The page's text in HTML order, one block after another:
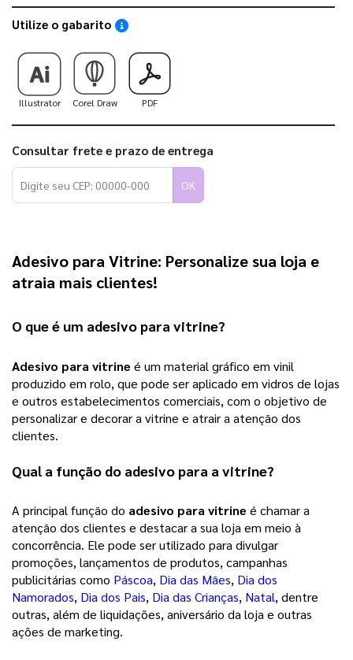
Utilize o gabarito Saiba como utilizar os nossos gabaritos
Illustrator Corel Draw PDF
Consultar frete e prazo de entrega
OK
Adesivo para Vitrine: Personalize sua loja e
atraia mais clientes!
O que é um adesivo para vitrine?
Adesivo para vitrine é um material gráfico em vinil
produzido em rolo, que pode ser aplicado em vidros de lojas
e outros estabelecimentos comerciais, com o objetivo de
personalizar e decorar a vitrine e atrair a atenção dos
clientes.
Qual a função do adesivo para a vitrine?
A principal função do adesivo para vitrine é chamar a
atenção dos clientes e destacar a sua loja em meio à
concorrência. Ele pode ser utilizado para divulgar
promoções, lançamentos de produtos, campanhas
publicitárias como Páscoa, Dia das Mães, Dia dos
Namorados, Dia dos Pais, Dia das Crianças, Natal, dentre
outras, além de liquidações, aniversário da loja e outras
ações de marketing.